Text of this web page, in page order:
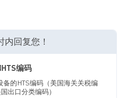
内回复您！
编码
备的HTS编码（美国海关关税编
出口分类编码）